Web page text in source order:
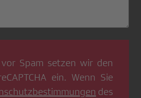
Spam setzen wir den
ein. Wenn Sie
des